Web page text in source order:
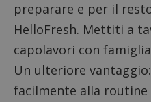
preparare e per il
HelloFresh. Mettiti a
capolavori con
Un ulteriore
facilmente alla